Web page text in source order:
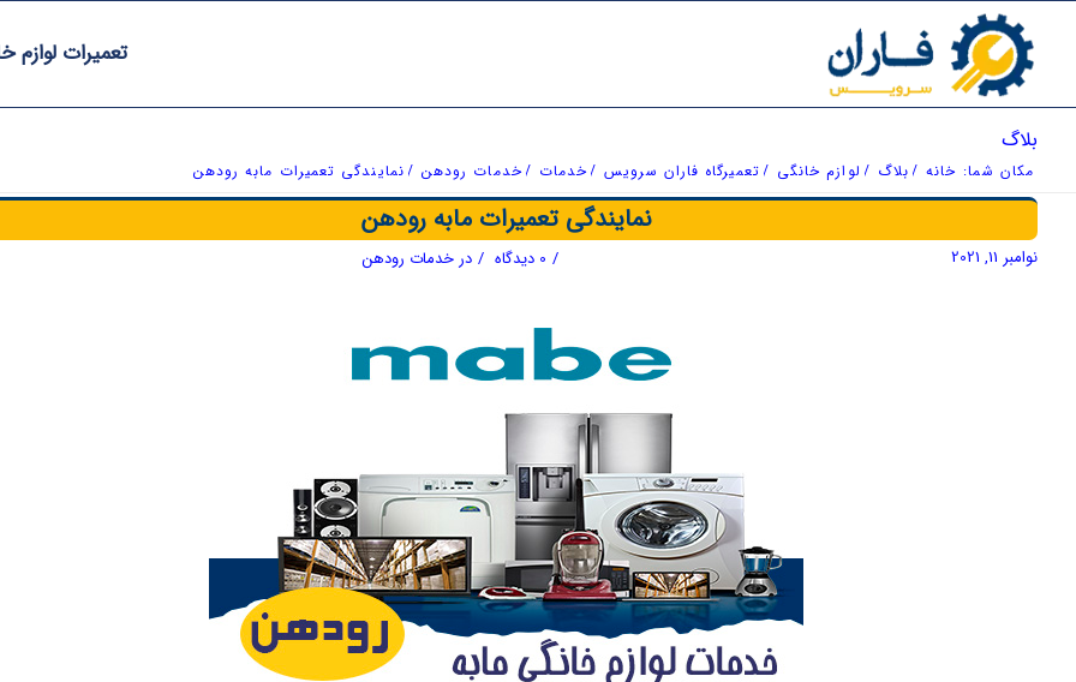
تعمیرات لوازم
بلاگ
مکان شما: خانه / بلاگ / لوازم خانگی / تعمیرگاه فاران سرویس / خدمات / خدمات رودهن / نمایندگی تعمیرات مابه رودهن
نمایندگی تعمیرات مابه رودهن
نوامبر 11, 2021 / 0 دیدگاه / درخدمات رودهن